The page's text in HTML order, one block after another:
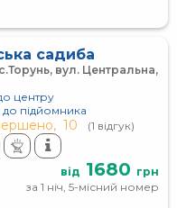
садиба
с.Торунь, вул. Центральна,
центру
до підйомника
10 (1 відгук)
від 1680 грн
за 1 ніч, 5-місний номер